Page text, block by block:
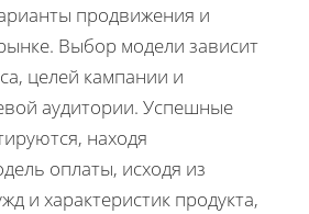
продвижения и
Выбор модели зависит
целей кампании и
аудитории. Успешные
находя
оплаты, исходя из
и характеристик продукта,